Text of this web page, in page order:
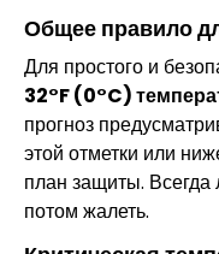
Общее правило
Для простого и
32°F (0°C)
прогноз
этой отметки или
план защиты. Всегда
потом жалеть.